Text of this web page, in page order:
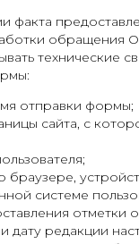
факта
обращения
технические
отправки формы;
сайта, с
браузере,
системе
отметки
дату редакции